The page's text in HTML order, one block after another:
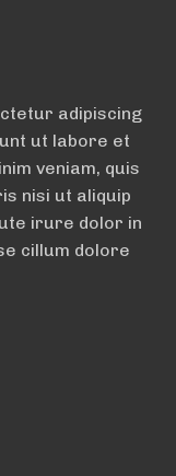
adipiscing
ut labore et
veniam, quis
nisi ut aliquip
irure dolor in
cillum dolore